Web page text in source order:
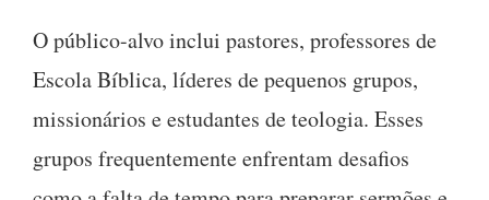
O público-alvo inclui pastores, professores de
Escola Bíblica, líderes de pequenos grupos,
missionários e estudantes de teologia. Esses
grupos frequentemente enfrentam desafios